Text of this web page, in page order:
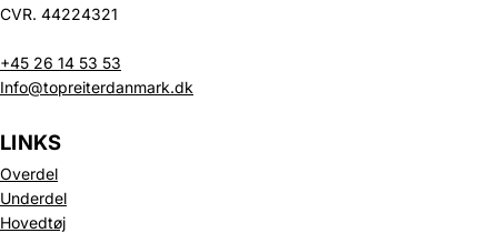
CVR. 44224321
+45 26 14 53 53
Info@topreiterdanmark.dk
LINKS
Overdel
Underdel
Hovedtøj